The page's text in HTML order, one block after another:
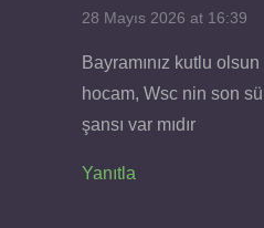
28 Mayıs 2026 at 16:39
Bayramınız kutlu olsun
hocam, Wsc nin son
şansı var mıdır
Yanıtla